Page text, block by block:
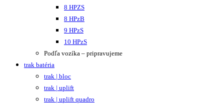
8 HPZS
8 HPzB
9 HPzS
10 HPzS
Podľa vozíka – pripravujeme
trak batéria
trak | bloc
trak | uplift
trak | uplift quadro